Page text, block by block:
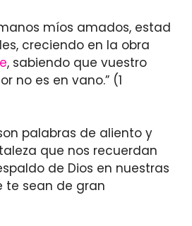
míos amados, estad
creciendo en la obra
, sabiendo que vuestro
no es en vano.” (1
palabras de aliento y
que nos recuerdan
de Dios en nuestras
te sean de gran